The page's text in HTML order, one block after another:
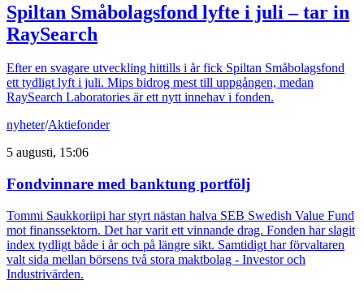
Spiltan Småbolagsfond lyfte i juli – tar in
RaySearch
Efter en svagare utveckling hittills i år fick Spiltan Småbolagsfond
ett tydligt lyft i juli. Mips bidrog mest till uppgången, medan
RaySearch Laboratories är ett nytt innehav i fonden.
nyheter/Aktiefonder
5 augusti, 15:06
Fondvinnare med banktung portfölj
Tommi Saukkoriipi har styrt nästan halva SEB Swedish Value Fund
mot finanssektorn. Det har varit ett vinnande drag. Fonden har slagit
index tydligt både i år och på längre sikt. Samtidigt har förvaltaren
valt sida mellan börsens två stora maktbolag - Investor och
Industrivärden.